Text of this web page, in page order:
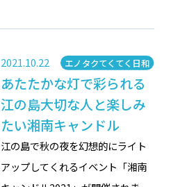
あたたかな灯で彩られる
江の島大切な人と楽しみ
たい湘南キャンドル
2021.10.22
江の島で秋の夜を幻想的にライト
アップしてくれるイベント「湘南
Category
エノタクてくてく日和